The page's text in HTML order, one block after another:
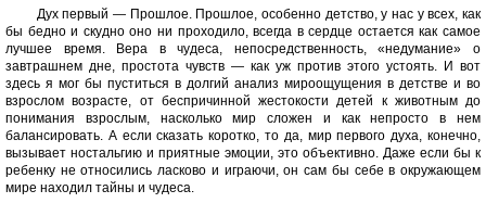
Дух первый — Прошлое. Прошлое, особенно детство, у нас у всех, как
бы бедно и скудно оно ни проходило, всегда в сердце остается как самое
лучшее время. Вера в чудеса, непосредственность, «недумание» о
завтрашнем дне, простота чувств — как уж против этого устоять. И вот
здесь я мог бы пуститься в долгий анализ мироощущения в детстве и во
взрослом возрасте, от беспричинной жестокости детей к животным до
понимания взрослым, насколько мир сложен и как непросто в нем
балансировать. А если сказать коротко, то да, мир первого духа, конечно,
вызывает ностальгию и приятные эмоции, это объективно. Даже если бы к
ребенку не относились ласково и играючи, он сам бы себе в окружающем
мире находил тайны и чудеса.